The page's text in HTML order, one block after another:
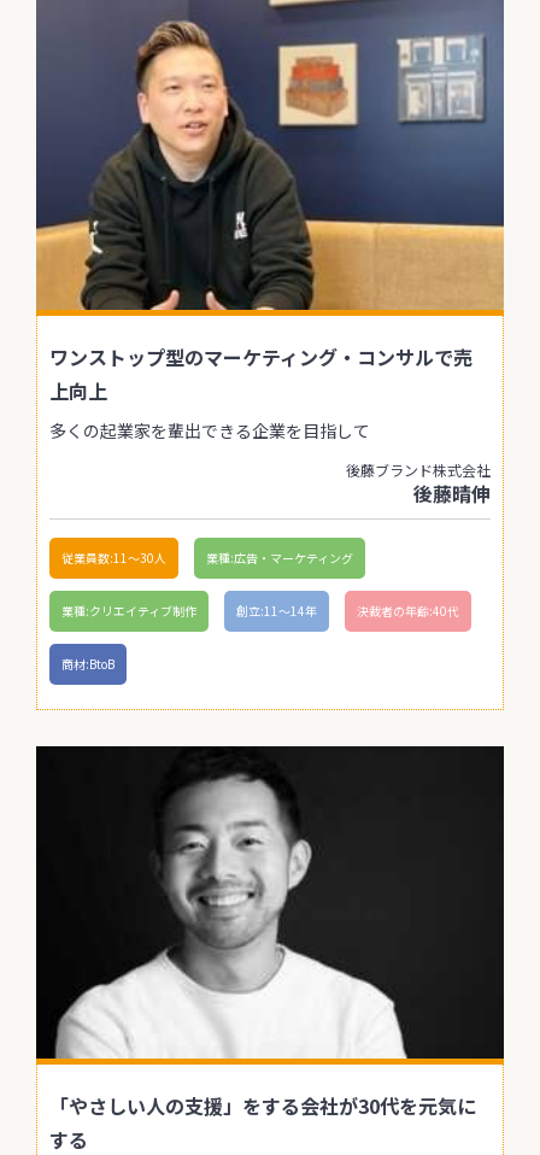
ワンストップ型のマーケティング・コンサルで売
上向上
多くの起業家を輩出できる企業を目指して
後藤ブランド株式会社
後藤晴伸
従業員数:11〜30人 業種:広告・マーケティング
業種:クリエイティブ制作 創立:11〜14年 決裁者の年齢:40代
商材:BtoB
「やさしい人の支援」をする会社が30代を元気に
する